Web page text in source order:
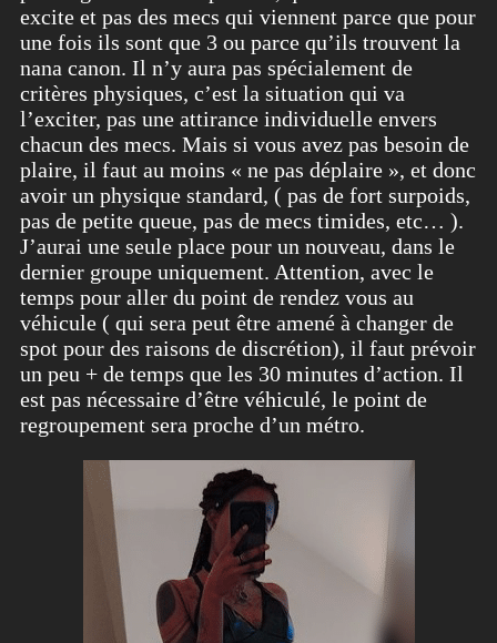
excite et pas des mecs qui viennent parce que pour
une fois ils sont que 3 ou parce qu’ils trouvent la
nana canon. Il n’y aura pas spécialement de
critères physiques, c’est la situation qui va
l’exciter, pas une attirance individuelle envers
chacun des mecs. Mais si vous avez pas besoin de
plaire, il faut au moins « ne pas déplaire », et donc
avoir un physique standard, ( pas de fort surpoids,
pas de petite queue, pas de mecs timides, etc… ).
J’aurai une seule place pour un nouveau, dans le
dernier groupe uniquement. Attention, avec le
temps pour aller du point de rendez vous au
véhicule ( qui sera peut être amené à changer de
spot pour des raisons de discrétion), il faut prévoir
un peu + de temps que les 30 minutes d’action. Il
est pas nécessaire d’être véhiculé, le point de
regroupement sera proche d’un métro.